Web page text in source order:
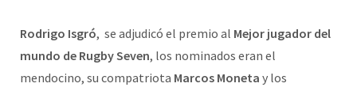
Rodrigo Isgró, se adjudicó el premio al Mejor jugador del
mundo de Rugby Seven, los nominados eran el
mendocino, su compatriota Marcos Moneta y los